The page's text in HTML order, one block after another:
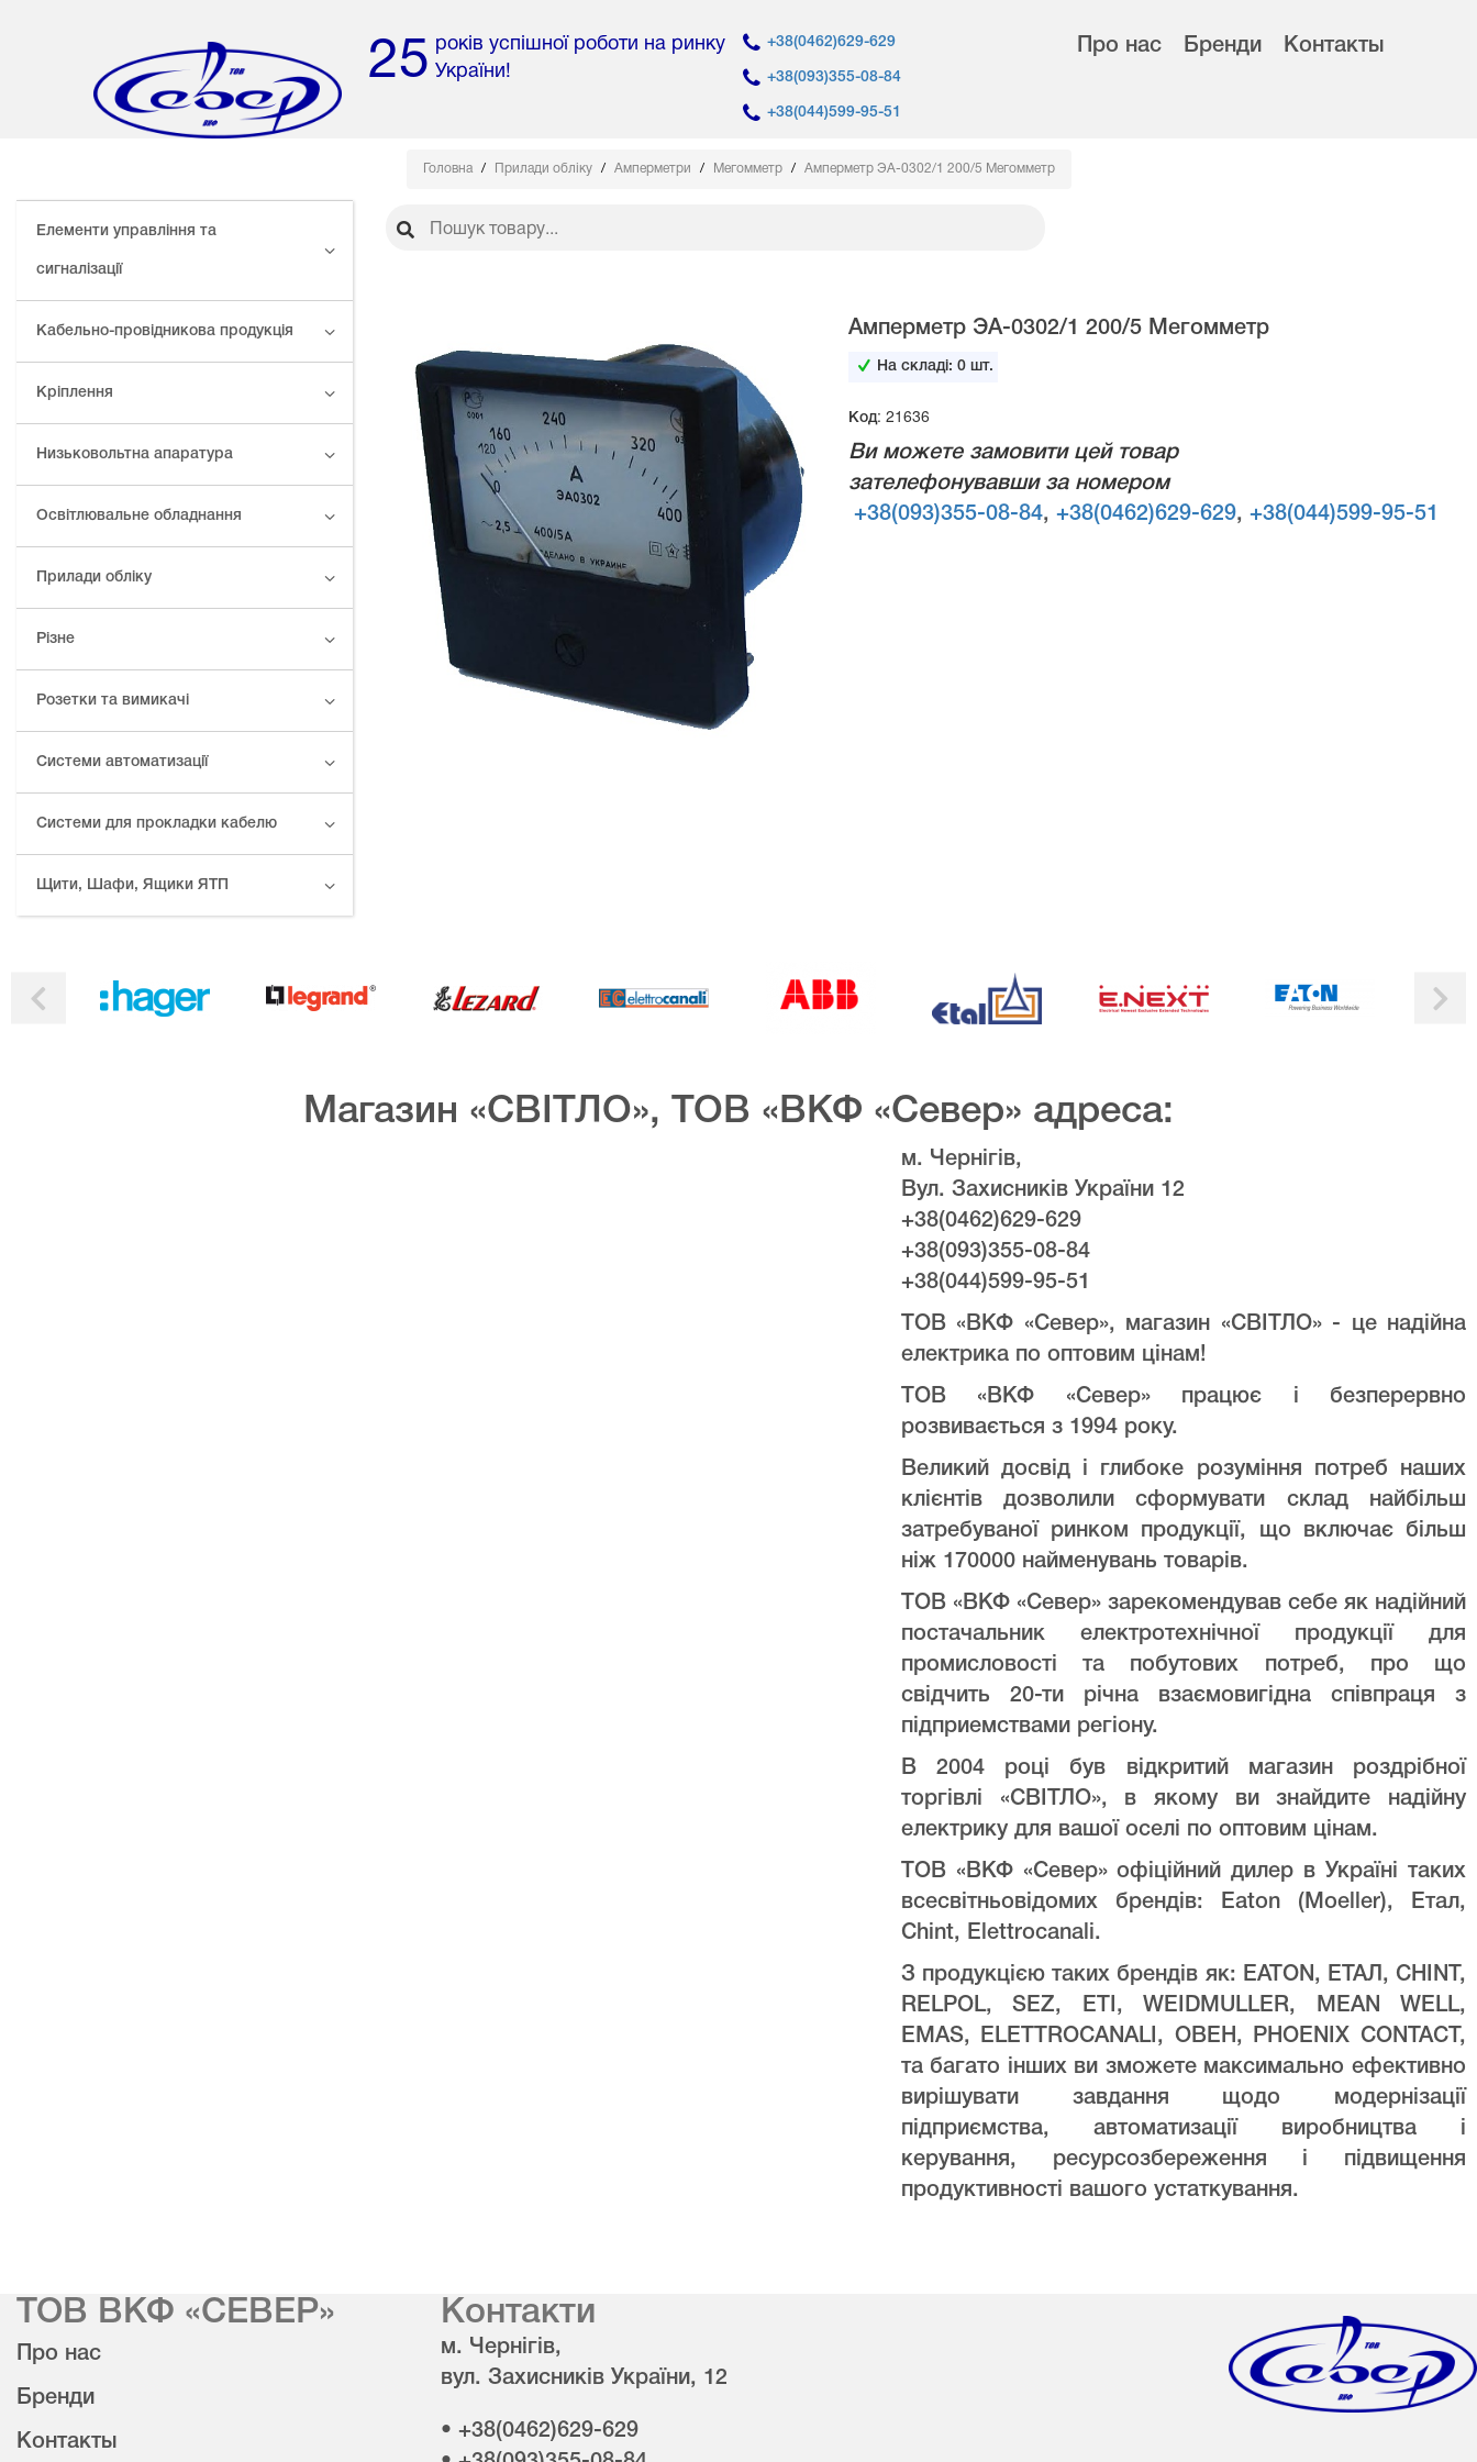
25 років успішної роботи на ринку
України!
+38(0462)629-629
+38(093)355-08-84
+38(044)599-95-51
Про нас Бренди Контакты
Елементи управління та
сигналізації
Кабельно-провідникова продукція
Кріплення
Низьковольтна апаратура
Освітлювальне обладнання
Прилади обліку
Різне
Розетки та вимикачі
Системи автоматизації
Системи для прокладки кабелю
Щити, Шафи, Ящики ЯТП
Головна Прилади обліку Амперметри Мегомметр Амперметр ЭА-0302/1 200/5 Мегомметр
Амперметр ЭА-0302/1 200/5 Мегомметр
На складі: 0шт.
Код: 21636
Ви можете замовити цей товар
зателефонувавши за номером
+38(093)355-08-84, +38(0462)629-629, +38(044)599-95-51
Магазин «СВІТЛО», ТОВ «ВКФ «Север» адреса:
м. Чернігів,
Вул. Захисників України 12
+38(0462)629-629
+38(093)355-08-84
+38(044)599-95-51
ТОВ «ВКФ «Север», магазин «СВІТЛО» - це надійна
електрика по оптовим цінам!
ТОВ «ВКФ «Север» працює і безперервно
розвивається з 1994 року.
Великий досвід і глибоке розуміння потреб наших
клієнтів дозволили сформувати склад найбільш
затребуваної ринком продукції, що включає більш
ніж 170000 найменувань товарів.
ТОВ «ВКФ «Север» зарекомендував себе як надійний
постачальник електротехнічної продукції для
промисловості та побутових потреб, про що
свідчить 20-ти річна взаємовигідна співпраця з
підприемствами регіону.
В 2004 році був відкритий магазин роздрібної
торгівлі «СВІТЛО», в якому ви знайдите надійну
електрику для вашої оселі по оптовим цінам.
ТОВ «ВКФ «Север» офіційний дилер в Україні таких
всесвітньовідомих брендів: Eaton (Moeller), Етал,
Chint, Elettrocanali.
З продукцією таких брендів як: EATON, ЕТАЛ, CHINT,
RELPOL, SEZ, ETI, WEIDMULLER, MEAN WELL,
EMAS, ELETTROCANALI, ОВЕН, PHOENIX CONTACT,
та багато інших ви зможете максимально ефективно
вирішувати завдання щодо модернізації
підприємства, автоматизації виробництва і
керування, ресурсозбереження і підвищення
продуктивності вашого устаткування.
ТОВ ВКФ «СЕВЕР»
Про нас
Бренди
Контакты
Контакти
м. Чернігів,
вул. Захисників України, 12
• +38(0462)629-629